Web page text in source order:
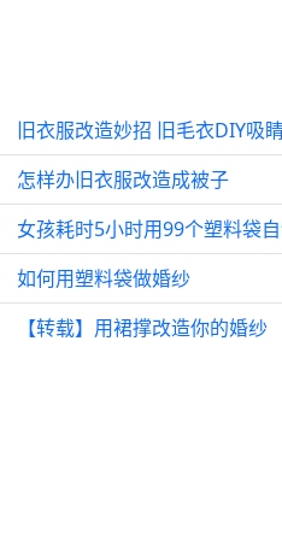
怎样办旧衣服改造成被子
如何用塑料袋做婚纱
【转载】用裙撑改造你的婚纱